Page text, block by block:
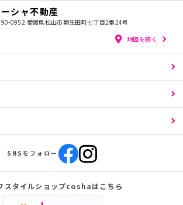
シャ不動産
0952 愛媛県松山市朝生田町七丁目2番24号
地図を開く
SNSをフォロー
スタイルショップcoshaはこちら